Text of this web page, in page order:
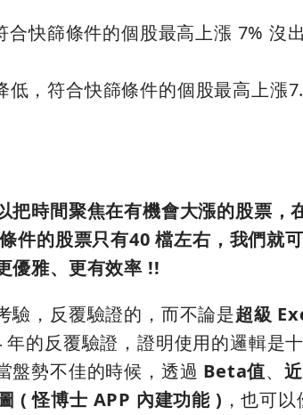
快篩條件的個股最高上漲 7% 沒
，符合快篩條件的個股最高上漲
把時間聚焦在有機會大漲的股票，
件的股票只有40 檔左右，我們就
優雅、更有效率 !!
驗，反覆驗證的，而不論是超級
的反覆驗證，證明使用的邏輯是
盤勢不佳的時候，透過 Beta值、
( 怪博士 APP 內建功能 ) ，也可